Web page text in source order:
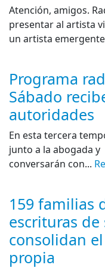
Atención, amigos.
presentar al artista
un artista
Programa
Sábado
autoridades
En esta tercera
junto a la abogada
conversarán con...
159 familias
escrituras
consolidan
propia